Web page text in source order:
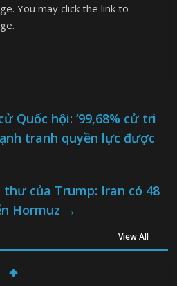
You may click the link to
Quốc hội: ‘99,68% cử tri
tranh quyền lực được
thư của Trump: Iran có 48
Hormuz →
View All